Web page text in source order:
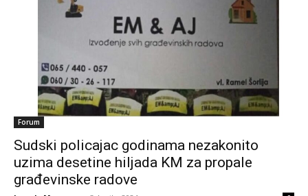
Forum
Sudski policajac godinama nezakonito
uzima desetine hiljada KM za propale
građevinske radove